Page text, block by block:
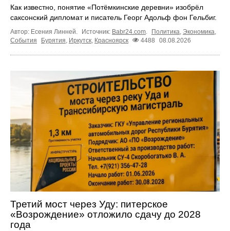
Как известно, понятие «Потёмкинские деревни» изобрёл
саксонский дипломат и писатель Георг Адольф фон Гельбиг.
Автор: Есения Линней. Источник: Babr24.com Политика Экономика
События
Бурятия, Иркутск, Красноярск 4488 08.08.2026
Третий мост через Уду: питерское
«Возрождение» отложило сдачу до 2028
года